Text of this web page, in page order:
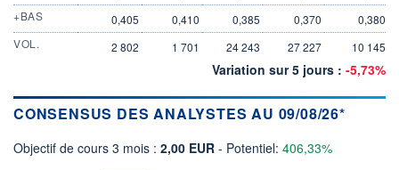
+BAS
0,405 0,410 0,385 0,370
0,380
VOL.
2 802 1 701 24 243 27 227 10 145
Variation sur 5 jours : -5,73%
CONSENSUS DES ANALYSTES AU 09/08/26*
Objectif de cours 3 mois : 2,00 EUR - Potentiel: 406,33%